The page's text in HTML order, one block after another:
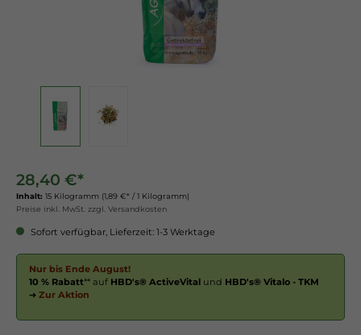
28,40 €*
Inhalt: 15 Kilogramm (1,89 €* / 1 Kilogramm)
Preise inkl. MwSt. zzgl. Versandkosten
Sofort verfügbar, Lieferzeit: 1-3 Werktage
Nur bis Ende August!
10 % Rabatt** auf HBD's® ActiveVital und HBD's® Vitalo - TKM
➔ Zur Aktion